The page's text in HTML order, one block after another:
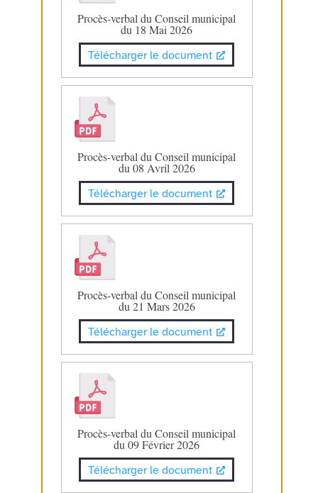
Procès-verbal du Conseil municipal
du 18 Mai 2026
Télécharger le document
Procès-verbal du Conseil municipal
du 08 Avril 2026
Télécharger le document
Procès-verbal du Conseil municipal
du 21 Mars 2026
Télécharger le document
Procès-verbal du Conseil municipal
du 09 Février 2026
Télécharger le document